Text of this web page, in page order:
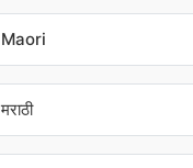
Maori
मराठी